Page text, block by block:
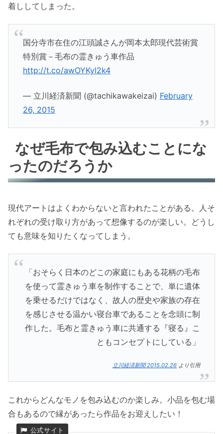
着ししてしまった。
国分寺市在住の江頭誠さんが岡本太郎現代芸術賞
特別賞－毛布の霊きゅう車作品
http://t.co/awOYKyI2k4
— 立川経済新聞 (@tachikawakeizai) February
26, 2015
なぜ毛布で包み込むことにな
ったのだろうか
現代アートはよくわからないと言われたことがある。人そ
れぞれの受け取り方があって想像するのが楽しい。どうし
ても意味を知りたくなってしまう。
「おそらく日本のどこの家庭にもある花柄の毛布
を使って霊きゅう車を制作することで、単に遺体
を乗せるだけではなく、故人の歴史や家族の存在
を感じさせる温かい寝台車であることを念頭に制
作した。毛布と霊きゅう車に共通する『寝る』こ
ともコンセプトにしている」
立川経済新聞 2015.02.26 より引用
これからどんなモノを包み込むのか楽しみ。小品を包む場
合もあるので縁があったら作品をお迎えしたい！